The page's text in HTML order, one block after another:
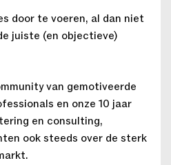
door te voeren, al dan niet
juiste (en objectieve)
van gemotiveerde
en onze 10 jaar
en consulting,
ook steeds over de sterk